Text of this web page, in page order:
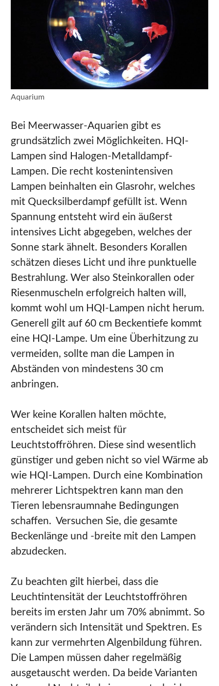
Aquarium
Bei Meerwasser-Aquarien gibt es
grundsätzlich zwei Möglichkeiten. HQI-
Lampen sind Halogen-Metalldampf-
Lampen. Die recht kostenintensiven
Lampen beinhalten ein Glasrohr, welches
mit Quecksilberdampf gefüllt ist. Wenn
Spannung entsteht wird ein äußerst
intensives Licht abgegeben, welches der
Sonne stark ähnelt. Besonders Korallen
schätzen dieses Licht und ihre punktuelle
Bestrahlung. Wer also Steinkorallen oder
Riesenmuscheln erfolgreich halten will,
kommt wohl um HQI-Lampen nicht herum.
Generell gilt auf 60 cm Beckentiefe kommt
eine HQI-Lampe. Um eine Überhitzung zu
vermeiden, sollte man die Lampen in
Abständen von mindestens 30 cm
anbringen.
Wer keine Korallen halten möchte,
entscheidet sich meist für
Leuchtstoffröhren. Diese sind wesentlich
günstiger und geben nicht so viel Wärme ab
wie HQI-Lampen. Durch eine Kombination
mehrerer Lichtspektren kann man den
Tieren lebensraumnahe Bedingungen
schaffen. Versuchen Sie, die gesamte
Beckenlänge und -breite mit den Lampen
abzudecken.
Zu beachten gilt hierbei, dass die
Leuchtintensität der Leuchtstoffröhren
bereits im ersten Jahr um 70% abnimmt. So
verändern sich Intensität und Spektren. Es
kann zur vermehrten Algenbildung führen.
Die Lampen müssen daher regelmäßig
ausgetauscht werden. Da beide Varianten